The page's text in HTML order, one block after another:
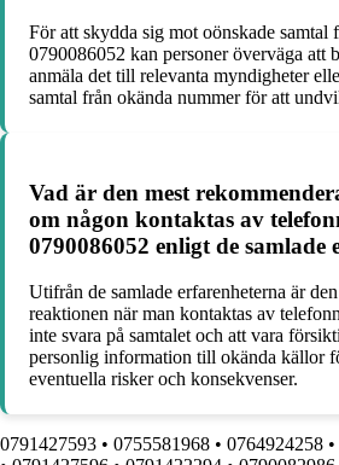
För att skydda sig mot oönskade samtal
0790086052 kan personer överväga att
anmäla det till relevanta myndigheter
samtal från okända nummer för att
Vad är den mest
om någon kontaktas av
0790086052 enligt de samlade
Utifrån de samlade erfarenheterna är
reaktionen när man kontaktas av
inte svara på samtalet och att vara
personlig information till okända källor
eventuella risker och konsekvenser.
0791427593 • 0755581968 • 0764924258 •